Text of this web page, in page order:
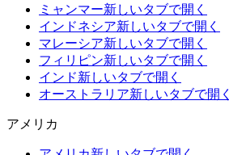
ミャンマー新しいタブで開く
インドネシア新しいタブで開く
マレーシア新しいタブで開く
フィリピン新しいタブで開く
インド新しいタブで開く
オーストラリア新しいタブで開く
アメリカ